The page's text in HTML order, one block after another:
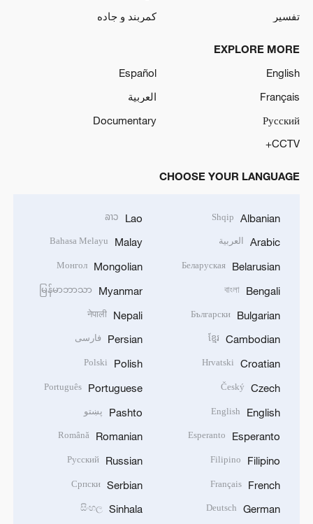
تفسیر
کمربند و جاده
EXPLORE MORE
English
Español
Français
العربية
Русский
Documentary
CCTV+
CHOOSE YOUR LANGUAGE
Albanian
Shqip
Arabic العربية
Belarusian
Беларуская
Bengali
বাংলা
Bulgarian
Български
Cambodian
ខ្មែរ
Croatian
Hrvatski
Czech
Český
English
English
Esperanto
Esperanto
Filipino
Filipino
French
Français
German
Deutsch
Lao
ລາວ
Malay
Bahasa Melayu
Mongolian
Монгол
Myanmar
မြန်မာဘာသာ
Nepali
नेपाली
Persian فارسی
Polish
Polski
Portuguese
Português
Pashto پښتو
Romanian
Română
Russian
Русский
Serbian
Српски
Sinhala
සිංහල